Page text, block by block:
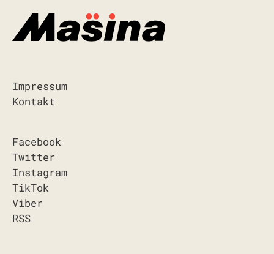
Impressum
Kontakt
Facebook
Twitter
Instagram
TikTok
Viber
RSS